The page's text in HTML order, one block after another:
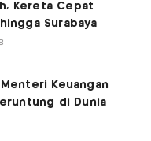
Kereta Cepat
Surabaya
Menteri Keuangan
di Dunia